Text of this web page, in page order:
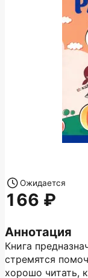
Аннотация
Книга
стремятся
хорошо читать,
Ожидается
166